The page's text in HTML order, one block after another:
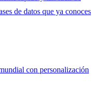
de datos que ya conoces
con personalización